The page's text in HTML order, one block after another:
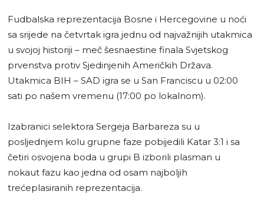
Fudbalska reprezentacija Bosne i Hercegovine u noći
sa srijede na četvrtak igra jednu od najvažnijih utakmica
u svojoj historiji – meč šesnaestine finala Svjetskog
prvenstva protiv Sjedinjenih Američkih Država.
Utakmica BIH – SAD igra se u San Franciscu u 02:00
sati po našem vremenu (17:00 po lokalnom).
Izabranici selektora Sergeja Barbareza su u
posljednjem kolu grupne faze pobijedili Katar 3:1 i sa
četiri osvojena boda u grupi B izborili plasman u
nokaut fazu kao jedna od osam najboljih
trećeplasiranih reprezentacija.